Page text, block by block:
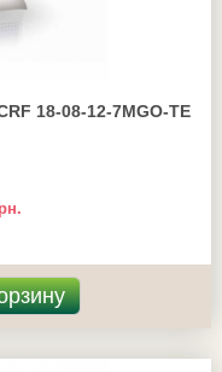
18-08-12-7MGO-TE